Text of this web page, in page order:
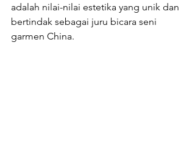
adalah nilai-nilai estetika yang unik dan
bertindak sebagai juru bicara seni
garmen China.